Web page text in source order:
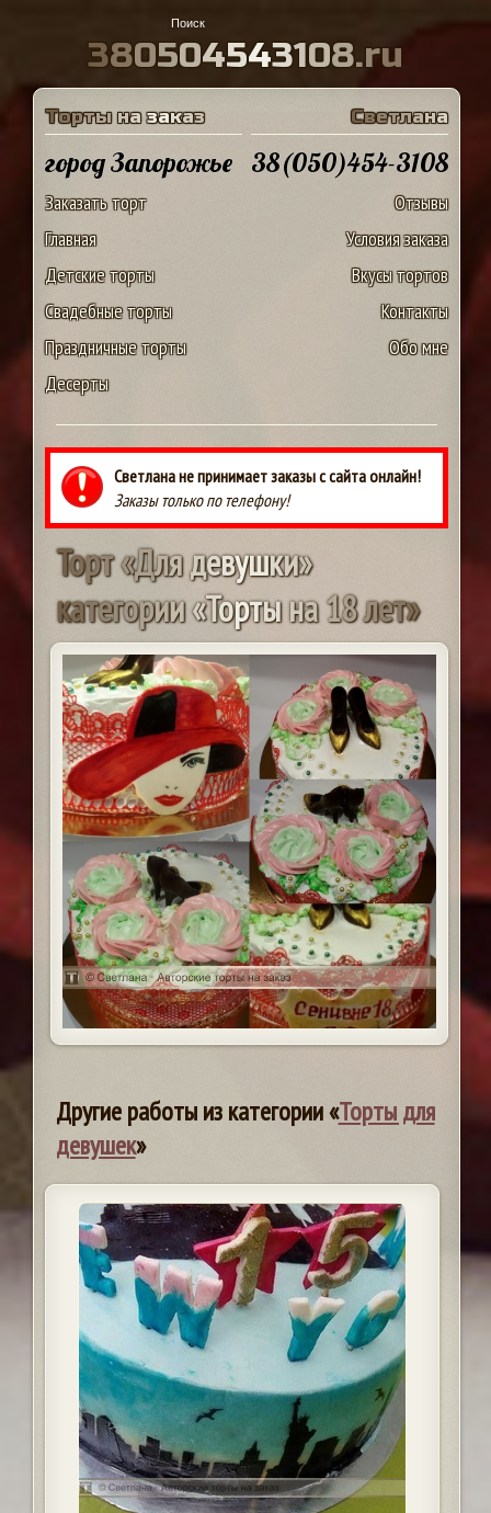
380504543108.ru
Торты на заказ
город Запорожье
Заказать торт
Главная
Детские торты
Свадебные торты
Праздничные торты
Десерты
Светлана
38(050)454-3108
Отзывы
Условия заказа
Вкусы тортов
Контакты
Обо мне
Светлана не принимает заказы с сайта онлайн!
Заказы только по телефону!
Торт«Длядевушки»
категории«Тортына 18лет»
Другие работы из категории «Торты для
девушек»